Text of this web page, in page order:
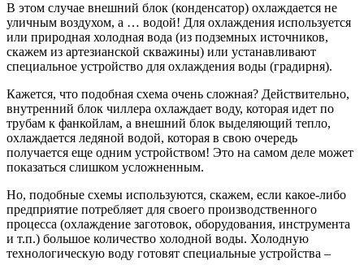
В этом случае внешний блок (конденсатор) охлаждается не
уличным воздухом, а … водой! Для охлаждения используется
или природная холодная вода (из подземных источников,
скажем из артезианской скважины) или устанавливают
специальное устройство для охлаждения воды (градирня).
Кажется, что подобная схема очень сложная? Действительно,
внутренний блок чиллера охлаждает воду, которая идет по
трубам к фанкойлам, а внешний блок выделяющий тепло,
охлаждается ледяной водой, которая в свою очередь
получается еще одним устройством! Это на самом деле может
показаться слишком усложненным.
Но, подобные схемы используются, скажем, если какое-либо
предприятие потребляет для своего производственного
процесса (охлаждение заготовок, оборудования, инструмента
и т.п.) большое количество холодной воды. Холодную
технологическую воду готовят специальные устройства –